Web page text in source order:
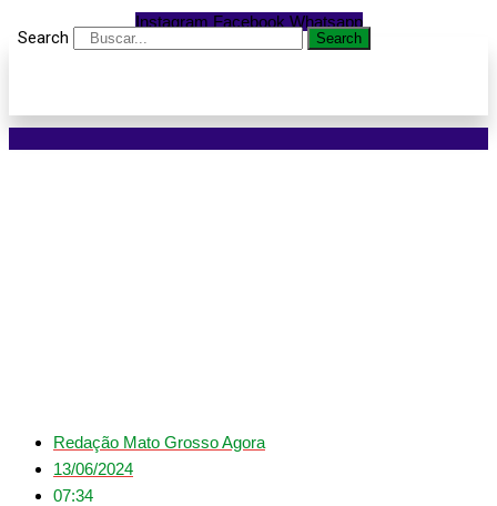
Instagram Facebook Whatsapp
Search Search
Redação Mato Grosso Agora
13/06/2024
07:34